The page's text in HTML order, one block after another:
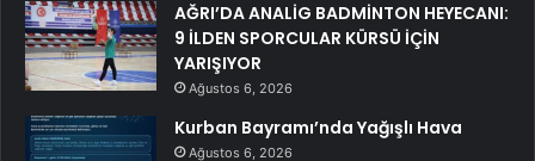
AĞRI’DA ANALİG BADMİNTON HEYECANI:
9 İLDEN SPORCULAR KÜRSÜ İÇİN
YARIŞIYOR
Ağustos 6, 2026
Kurban Bayramı’nda Yağışlı Hava
Ağustos 6, 2026